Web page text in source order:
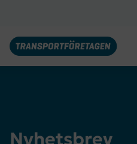
Nyhetsbrev